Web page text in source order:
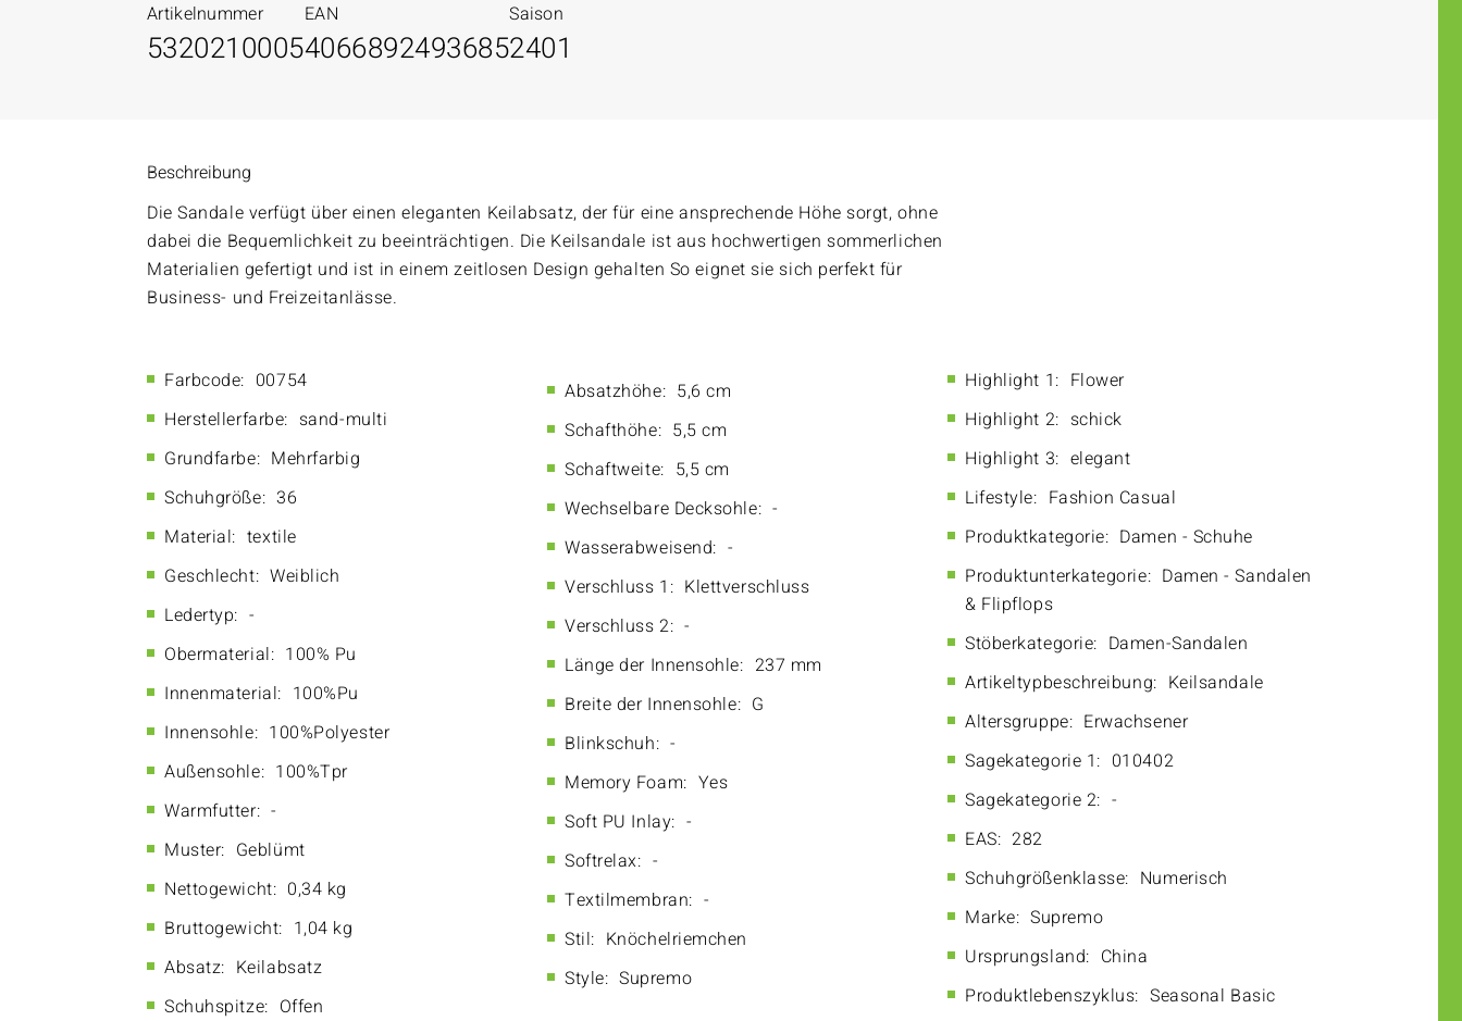
Artikelnummer
5320210005
EAN
4066892493685
Saison
2401
Beschreibung
Die Sandale verfügt über einen eleganten Keilabsatz, der für eine ansprechende Höhe sorgt, ohne
dabei die Bequemlichkeit zu beeinträchtigen. Die Keilsandale ist aus hochwertigen sommerlichen
Materialien gefertigt und ist in einem zeitlosen Design gehalten So eignet sie sich perfekt für
Business- und Freizeitanlässe.
Farbcode: 00754
Herstellerfarbe: sand-multi
Grundfarbe: Mehrfarbig
Schuhgröße: 36
Material: textile
Geschlecht: Weiblich
Ledertyp: -
Obermaterial: 100% Pu
Innenmaterial: 100%Pu
Innensohle: 100%Polyester
Außensohle: 100%Tpr
Warmfutter: -
Muster: Geblümt
Nettogewicht:
0,34 kg
Bruttogewicht: 1,04 kg
Absatz: Keilabsatz
Schuhspitze: Offen
Absatzhöhe:
5,6 cm
Schafthöhe:
5,5 cm
Schaftweite:
5,5 cm
Wechselbare Decksohle: -
Wasserabweisend: -
Verschluss 1: Klettverschluss
Verschluss 2: -
Länge der Innensohle: 237 mm
Breite der Innensohle: G
Blinkschuh: -
Memory Foam: Yes
Soft PU Inlay: -
Softrelax: -
Textilmembran: -
Stil: Knöchelriemchen
Style: Supremo
Highlight 1: Flower
Highlight 2: schick
Highlight 3: elegant
Lifestyle: Fashion Casual
Produktkategorie: Damen - Schuhe
Produktunterkategorie: Damen - Sandalen
& Flipflops
Stöberkategorie: Damen-Sandalen
Artikeltypbeschreibung: Keilsandale
Altersgruppe: Erwachsener
Sagekategorie 1: 010402
Sagekategorie 2: -
EAS: 282
Schuhgrößenklasse: Numerisch
Marke: Supremo
Ursprungsland: China
Produktlebenszyklus: Seasonal Basic